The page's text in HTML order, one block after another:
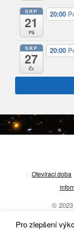
SRP
21
Pá
20:00
SRP
27
Čt
20:00
Otevírací doba
©
Pro zlepšení